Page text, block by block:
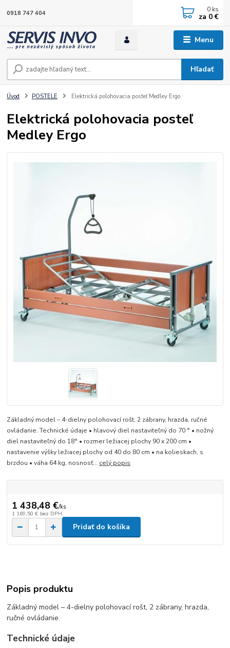
Menu
Hľadať
0918 747 404 0 ks
za 0 €
Úvod POSTELE Elektrická polohovacia posteľ Medley Ergo
Elektrická polohovacia posteľ
Medley Ergo
Základný model – 4-dielny polohovací rošt, 2 zábrany, hrazda, ručné
ovládanie. Technické údaje • hlavový diel nastaviteľný do 70 ° • nožný
diel nastaviteľný do 18° • rozmer ležiacej plochy 90 x 200 cm •
nastavenie výšky ležiacej plochy od 40 do 80 cm • na kolieskach, s
brzdou • váha 64 kg, nosnosť... celý popis
1 438,48 €/ks
1 169,50 € bez DPH
Pridať do košíka
Popis produktu
Základný model – 4-dielny polohovací rošt, 2 zábrany, hrazda,
ručné ovládanie.
Technické údaje